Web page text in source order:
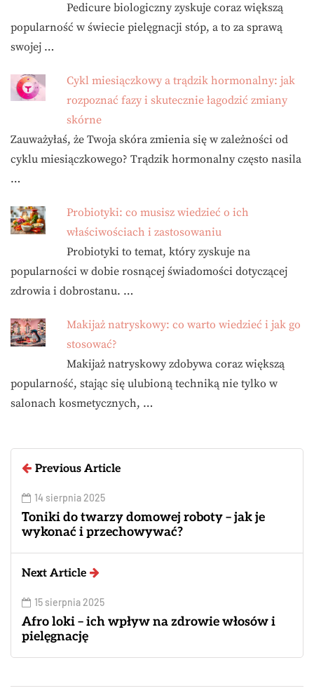
Pedicure biologiczny zyskuje coraz większą
popularność w świecie pielęgnacji stóp, a to za sprawą
swojej …
Cykl miesiączkowy a trądzik hormonalny: jak
rozpoznać fazy i skutecznie łagodzić zmiany
skórne
Zauważyłaś, że Twoja skóra zmienia się w zależności od
cyklu miesiączkowego? Trądzik hormonalny często nasila
…
Probiotyki: co musisz wiedzieć o ich
właściwościach i zastosowaniu
Probiotyki to temat, który zyskuje na
popularności w dobie rosnącej świadomości dotyczącej
zdrowia i dobrostanu. …
Makijaż natryskowy: co warto wiedzieć i jak go
stosować?
Makijaż natryskowy zdobywa coraz większą
popularność, stając się ulubioną techniką nie tylko w
salonach kosmetycznych, …
Previous Article
14 sierpnia 2025
Toniki do twarzy domowej roboty – jak je
wykonać i przechowywać?
Next Article
15 sierpnia 2025
Afro loki – ich wpływ na zdrowie włosów i
pielęgnację